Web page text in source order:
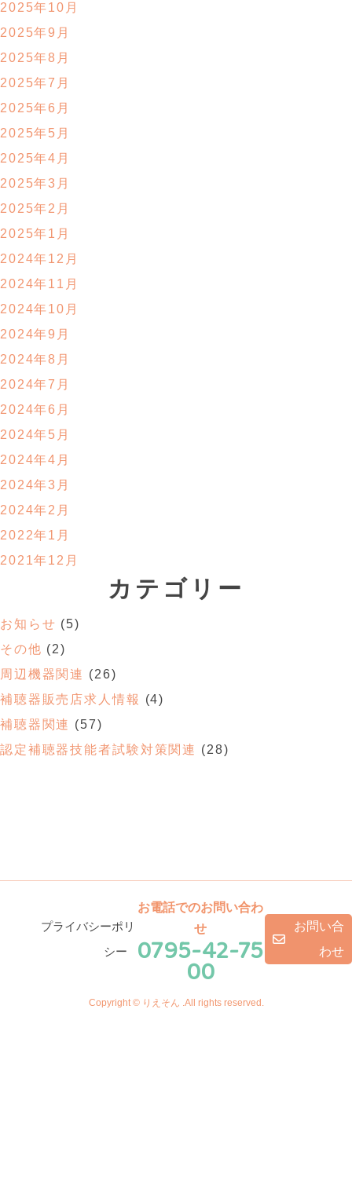
2025年10月
2025年9月
2025年8月
2025年7月
2025年6月
2025年5月
2025年4月
2025年3月
2025年2月
2025年1月
2024年12月
2024年11月
2024年10月
2024年9月
2024年8月
2024年7月
2024年6月
2024年5月
2024年4月
2024年3月
2024年2月
2022年1月
2021年12月
カテゴリー
お知らせ (5)
その他 (2)
周辺機器関連 (26)
補聴器販売店求人情報
(4)
補聴器関連 (57)
認定補聴器技能者試験対策関連 (28)
プライバシーポリ
シー
お電話でのお問い合わ
せ
0795-42-75
00
お問い合
わせ
Copyright © りえそん .All rights reserved.